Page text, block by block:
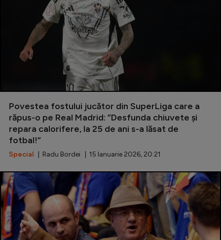
Povestea fostului jucător din SuperLiga care a
răpus-o pe Real Madrid: ”Desfunda chiuvete și
repara calorifere, la 25 de ani s-a lăsat de
fotbal!”
Special | Radu Bordei | 15 Ianuarie 2026, 20:21